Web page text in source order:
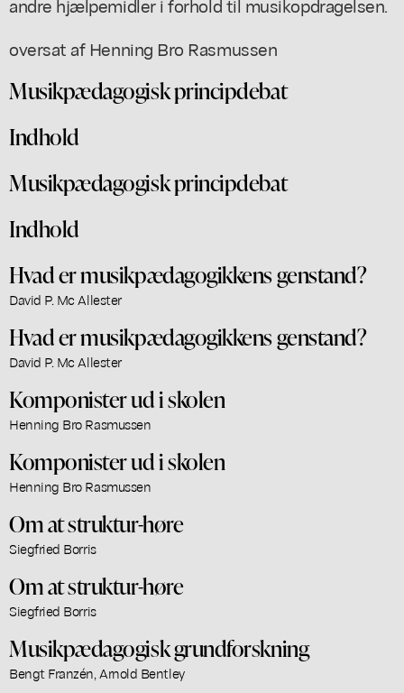
oversat af Henning Bro Rasmussen
Musikpædagogisk principdebat
Indhold
Musikpædagogisk principdebat
Indhold
Hvad er musikpædagogikkens genstand?
David P. Mc Allester
Hvad er musikpædagogikkens genstand?
David P. Mc Allester
Komponister ud i skolen
Henning Bro Rasmussen
Komponister ud i skolen
Henning Bro Rasmussen
Om at struktur-høre
Siegfried Borris
Om at struktur-høre
Siegfried Borris
Musikpædagogisk grundforskning
Bengt Franzén, Arnold Bentley